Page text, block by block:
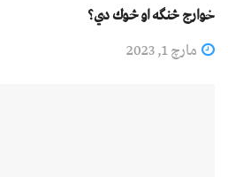
خوارج څنګه او څوك دي؟
مارچ 1, 2023